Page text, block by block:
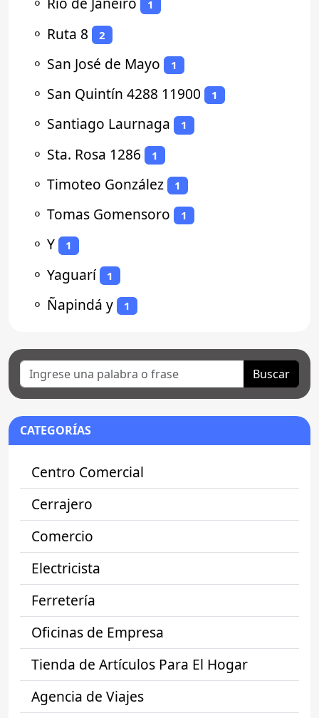
1
⚬ Ruta 8 2
⚬ San José de Mayo 1
⚬ San Quintín 4288 11900 1
⚬ Santiago Laurnaga 1
⚬ Sta. Rosa 1286 1
⚬ Timoteo González 1
⚬ Tomas Gomensoro 1
⚬ Y 1
⚬ Yaguarí 1
⚬ Ñapindá y 1
Buscar
CATEGORÍAS
Centro Comercial
Cerrajero
Comercio
Electricista
Ferretería
Oficinas de Empresa
Tienda de Artículos Para El Hogar
Agencia de Viajes